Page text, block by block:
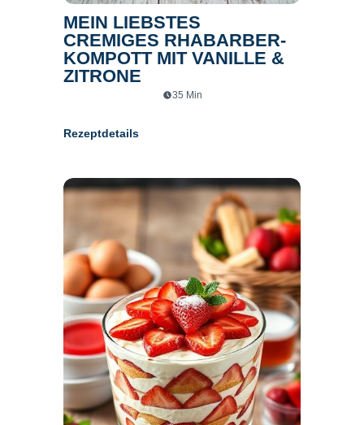
MEIN LIEBSTES
CREMIGES RHABARBER-
KOMPOTT MIT VANILLE &
ZITRONE
35 Min
Rezeptdetails